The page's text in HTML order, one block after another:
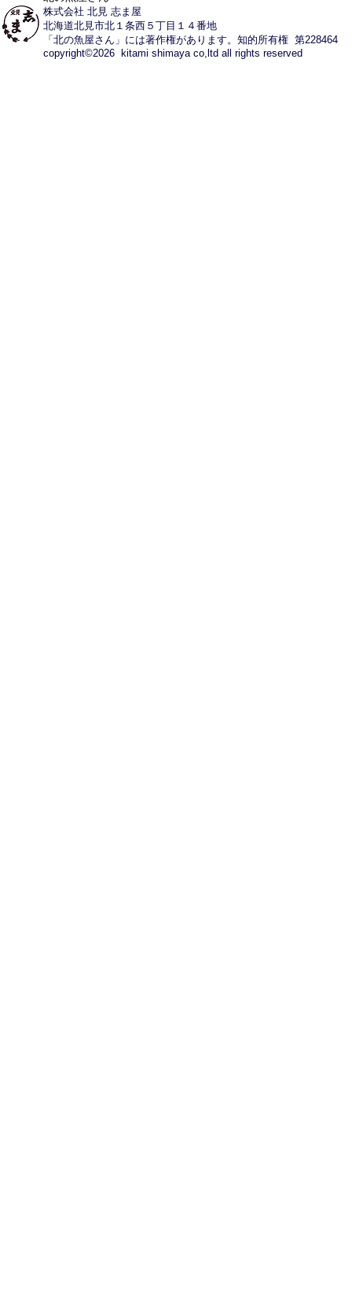
株式会社 北見 志ま屋
北海道北見市北１条西５丁目１４番地
「北の魚屋さん」には著作権があります。知的所有権 第228464
copyright©2026 kitami shimaya co,ltd all rights reserved